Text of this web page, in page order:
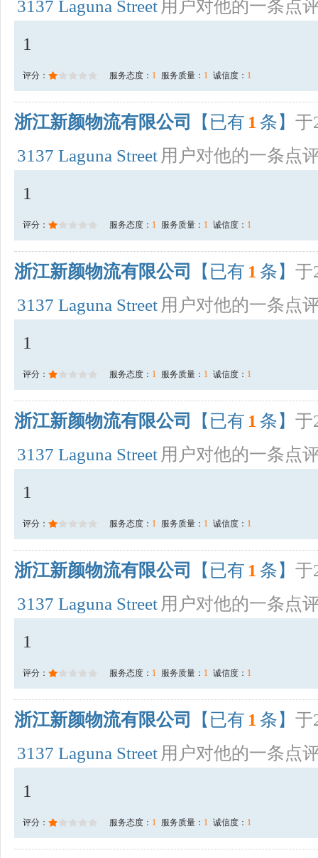
3137 Laguna Street 用户对他的一条点
1
评分： 服务态度： 1 服务质量： 1 诚信度： 1
浙江新颜物流有限公司 【已有 1 条】 于
3137 Laguna Street 用户对他的一条点
1
评分： 服务态度： 1 服务质量： 1 诚信度： 1
浙江新颜物流有限公司 【已有 1 条】 于
3137 Laguna Street 用户对他的一条点
1
评分： 服务态度： 1 服务质量： 1 诚信度： 1
浙江新颜物流有限公司 【已有 1 条】 于
3137 Laguna Street 用户对他的一条点
1
评分： 服务态度： 1 服务质量： 1 诚信度： 1
浙江新颜物流有限公司 【已有 1 条】 于
3137 Laguna Street 用户对他的一条点
1
评分： 服务态度： 1 服务质量： 1 诚信度： 1
浙江新颜物流有限公司 【已有 1 条】 于
3137 Laguna Street 用户对他的一条点
1
评分： 服务态度： 1 服务质量： 1 诚信度： 1